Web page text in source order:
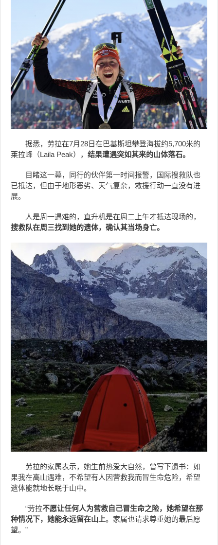
据悉，劳拉在7月28日在巴基斯坦攀登海拔约5,700米的
莱拉峰（Laila Peak），结果遭遇突如其来的山体落石。
目睹这一幕，同行的伙伴第一时间报警，国际搜救队也
已抵达，但由于地形恶劣、天气复杂，救援行动一直没有进
展。
人是周一遇难的，直升机是在周二上午才抵达现场的，
搜救队在周三找到她的遗体，确认其当场身亡。
劳拉的家属表示，她生前热爱大自然，曾写下遗书：如
果我在高山遇难，不希望有人因营救我而冒生命危险，希望
遗体能就地长眠于山中。
“劳拉不愿让任何人为营救自己冒生命之险，她希望在那
种情况下，她能永远留在山上。家属也请求尊重她的最后愿
望。”